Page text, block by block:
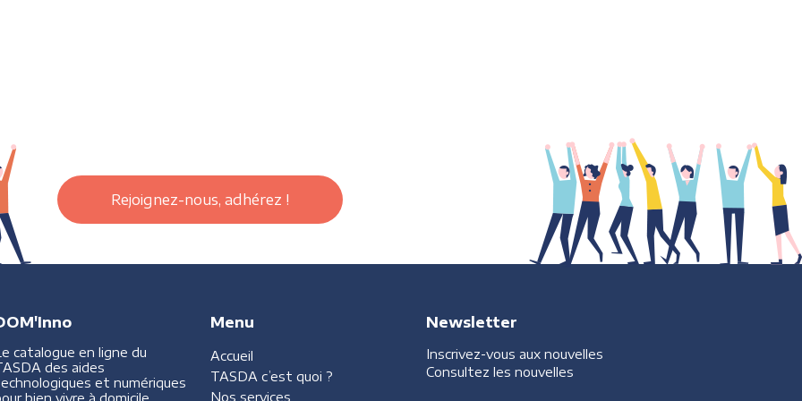
Rejoignez-nous, adhérez !
catalogue en ligne du
des aides
et numériques
bien vivre à domicile
Menu
Accueil
TASDA c’est quoi ?
Nos services
Newsletter
Inscrivez-vous aux nouvelles
Consultez les nouvelles